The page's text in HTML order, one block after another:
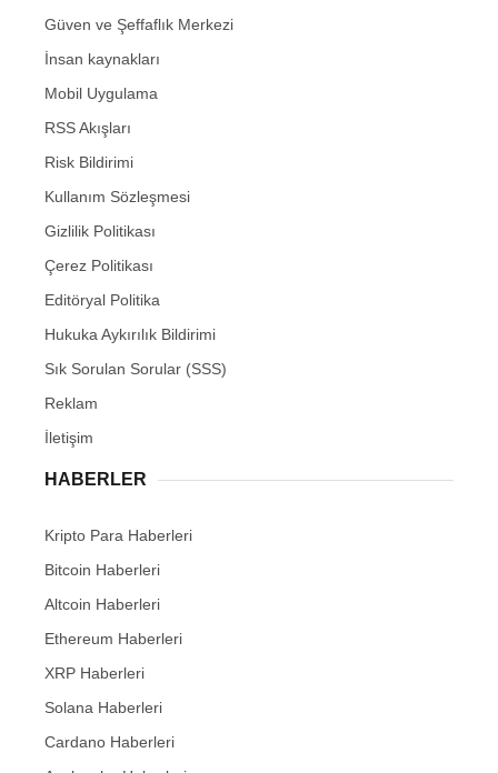
Güven ve Şeffaflık Merkezi
İnsan kaynakları
Mobil Uygulama
RSS Akışları
Risk Bildirimi
Kullanım Sözleşmesi
Gizlilik Politikası
Çerez Politikası
Editöryal Politika
Hukuka Aykırılık Bildirimi
Sık Sorulan Sorular (SSS)
Reklam
İletişim
HABERLER
Kripto Para Haberleri
Bitcoin Haberleri
Altcoin Haberleri
Ethereum Haberleri
XRP Haberleri
Solana Haberleri
Cardano Haberleri